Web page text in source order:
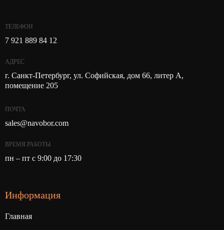
ТЕЛЕФОН
7 921 889 84 12
АДРЕС
г. Санкт-Петербург, ул. Софийская, дом 66, литер А,
помещение 205
ПОЧТА
sales@navobor.com
ВРЕМЯ РАБОТЫ
пн – пт с 9:00 до 17:30
Информация
Главная